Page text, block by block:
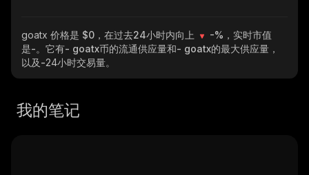
goatx 价格是 $0，在过去24小时内向上 -% ，实时市值
是-。它有- goatx币的流通供应量和- goatx的最大供应量，
以及-24小时交易量。
我的笔记